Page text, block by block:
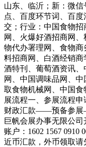
山东、临沂；新：微
点、百度环节词、百
交；行业：中国食物
网、火爆好酒招商网
物代办署理网、食物
料招商网、白酒经销
酒特刊、葡萄酒资讯
网、中国调味品网、
取食物机械网、中国食
展流程一、参展流
财政汇款——预备参展
巨帆会展办事无限公
账户：1602 1567 0910
近币汇款，外币领取